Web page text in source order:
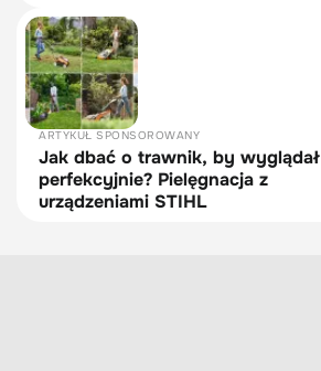
ARTYKUŁ SPONSOROWANY
Jak dbać o trawnik, by wyglądał
perfekcyjnie? Pielęgnacja z
urządzeniami STIHL